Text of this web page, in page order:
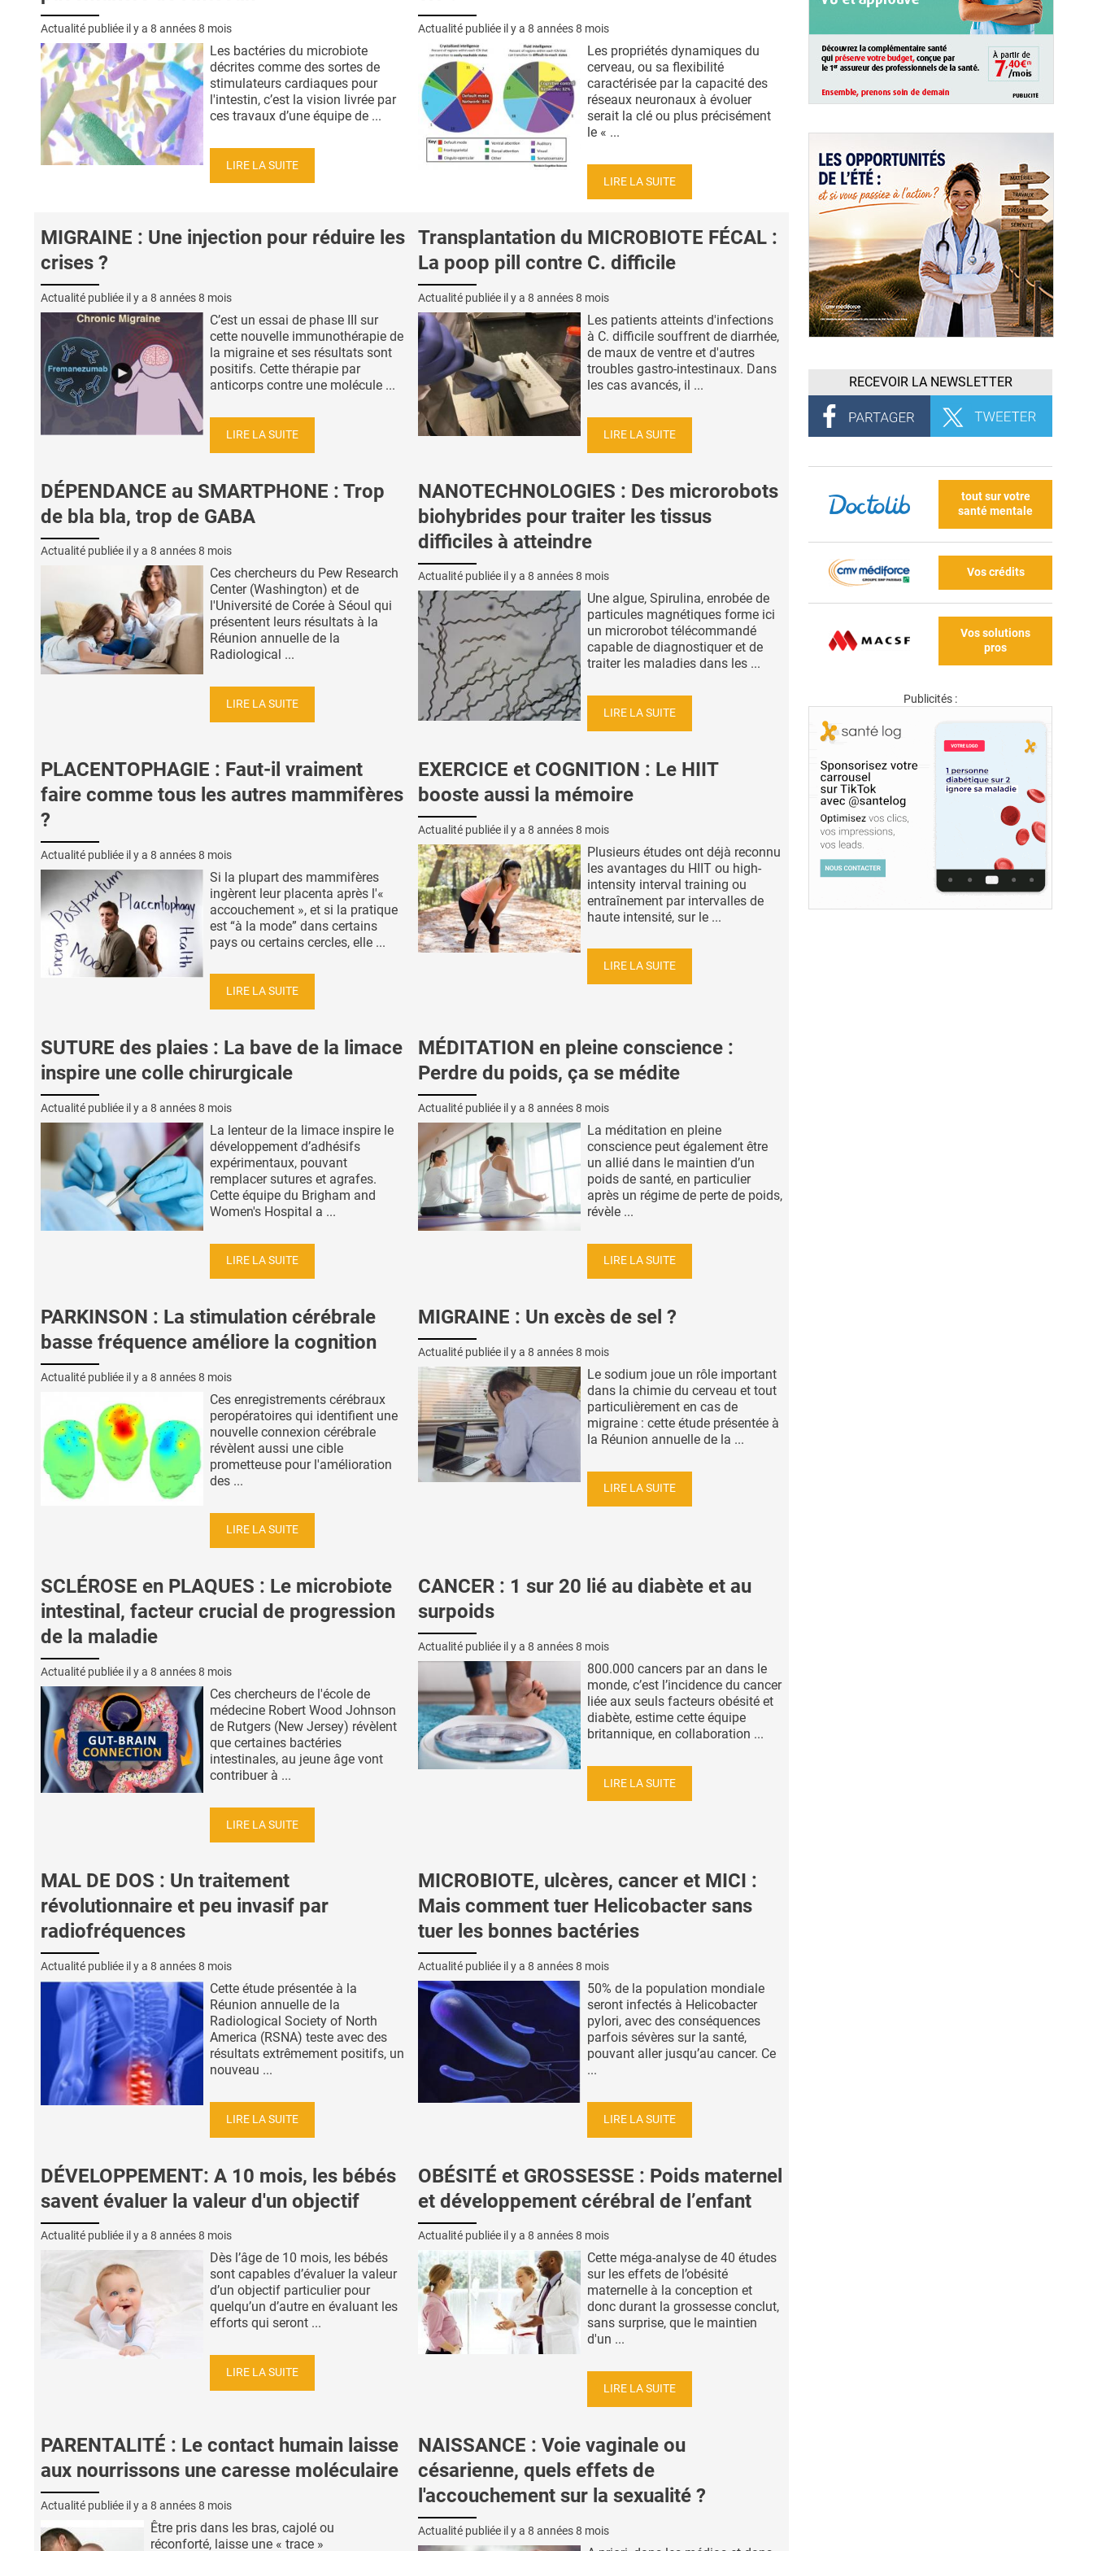
Actualité publiée il y a 8 années 8 mois
Les bactéries du microbiote
décrites comme des sortes de
stimulateurs cardiaques pour
l'intestin, c’est la vision livrée par
ces travaux d’une équipe de ...
LIRE LA SUITE
Actualité publiée il y a 8 années 8 mois
Les propriétés dynamiques du
cerveau, ou sa flexibilité
caractérisée par la capacité des
réseaux neuronaux à évoluer
serait la clé ou plus précisément
le « ...
LIRE LA SUITE
MIGRAINE : Une injection pour réduire les
crises ?
Actualité publiée il y a 8 années 8 mois
C’est un essai de phase III sur
cette nouvelle immunothérapie de
la migraine et ses résultats sont
positifs. Cette thérapie par
anticorps contre une molécule ...
LIRE LA SUITE
Transplantation du MICROBIOTE FÉCAL :
La poop pill contre C. difficile
Actualité publiée il y a 8 années 8 mois
Les patients atteints d'infections
à C. difficile souffrent de diarrhée,
de maux de ventre et d'autres
troubles gastro-intestinaux. Dans
les cas avancés, il ...
LIRE LA SUITE
DÉPENDANCE au SMARTPHONE : Trop
de bla bla, trop de GABA
Actualité publiée il y a 8 années 8 mois
Ces chercheurs du Pew Research
Center (Washington) et de
l'Université de Corée à Séoul qui
présentent leurs résultats à la
Réunion annuelle de la
Radiological ...
LIRE LA SUITE
NANOTECHNOLOGIES : Des microrobots
biohybrides pour traiter les tissus
difficiles à atteindre
Actualité publiée il y a 8 années 8 mois
Une algue, Spirulina, enrobée de
particules magnétiques forme ici
un microrobot télécommandé
capable de diagnostiquer et de
traiter les maladies dans les ...
LIRE LA SUITE
PLACENTOPHAGIE : Faut-il vraiment
faire comme tous les autres mammifères
?
Actualité publiée il y a 8 années 8 mois
Si la plupart des mammifères
ingèrent leur placenta après l'«
accouchement », et si la pratique
est “à la mode” dans certains
pays ou certains cercles, elle ...
LIRE LA SUITE
EXERCICE et COGNITION : Le HIIT
booste aussi la mémoire
Actualité publiée il y a 8 années 8 mois
Plusieurs études ont déjà reconnu
les avantages du HIIT ou high-
intensity interval training ou
entraînement par intervalles de
haute intensité, sur le ...
LIRE LA SUITE
SUTURE des plaies : La bave de la limace
inspire une colle chirurgicale
Actualité publiée il y a 8 années 8 mois
La lenteur de la limace inspire le
développement d’adhésifs
expérimentaux, pouvant
remplacer sutures et agrafes.
Cette équipe du Brigham and
Women's Hospital a ...
LIRE LA SUITE
MÉDITATION en pleine conscience :
Perdre du poids, ça se médite
Actualité publiée il y a 8 années 8 mois
La méditation en pleine
conscience peut également être
un allié dans le maintien d’un
poids de santé, en particulier
après un régime de perte de poids,
révèle ...
LIRE LA SUITE
PARKINSON : La stimulation cérébrale
basse fréquence améliore la cognition
Actualité publiée il y a 8 années 8 mois
Ces enregistrements cérébraux
peropératoires qui identifient une
nouvelle connexion cérébrale
révèlent aussi une cible
prometteuse pour l'amélioration
des ...
LIRE LA SUITE
MIGRAINE : Un excès de sel ?
Actualité publiée il y a 8 années 8 mois
Le sodium joue un rôle important
dans la chimie du cerveau et tout
particulièrement en cas de
migraine : cette étude présentée à
la Réunion annuelle de la ...
LIRE LA SUITE
SCLÉROSE en PLAQUES : Le microbiote
intestinal, facteur crucial de progression
de la maladie
Actualité publiée il y a 8 années 8 mois
Ces chercheurs de l'école de
médecine Robert Wood Johnson
de Rutgers (New Jersey) révèlent
que certaines bactéries
intestinales, au jeune âge vont
contribuer à ...
LIRE LA SUITE
CANCER : 1 sur 20 lié au diabète et au
surpoids
Actualité publiée il y a 8 années 8 mois
800.000 cancers par an dans le
monde, c’est l’incidence du cancer
liée aux seuls facteurs obésité et
diabète, estime cette équipe
britannique, en collaboration ...
LIRE LA SUITE
MAL DE DOS : Un traitement
révolutionnaire et peu invasif par
radiofréquences
Actualité publiée il y a 8 années 8 mois
Cette étude présentée à la
Réunion annuelle de la
Radiological Society of North
America (RSNA) teste avec des
résultats extrêmement positifs, un
nouveau ...
LIRE LA SUITE
MICROBIOTE, ulcères, cancer et MICI :
Mais comment tuer Helicobacter sans
tuer les bonnes bactéries
Actualité publiée il y a 8 années 8 mois
50% de la population mondiale
seront infectés à Helicobacter
pylori, avec des conséquences
parfois sévères sur la santé,
pouvant aller jusqu’au cancer. Ce
...
LIRE LA SUITE
DÉVELOPPEMENT: A 10 mois, les bébés
savent évaluer la valeur d'un objectif
Actualité publiée il y a 8 années 8 mois
Dès l’âge de 10 mois, les bébés
sont capables d’évaluer la valeur
d’un objectif particulier pour
quelqu’un d’autre en évaluant les
efforts qui seront ...
LIRE LA SUITE
OBÉSITÉ et GROSSESSE : Poids maternel
et développement cérébral de l’enfant
Actualité publiée il y a 8 années 8 mois
Cette méga-analyse de 40 études
sur les effets de l’obésité
maternelle à la conception et
donc durant la grossesse conclut,
sans surprise, que le maintien
d'un ...
LIRE LA SUITE
PARENTALITÉ : Le contact humain laisse
aux nourrissons une caresse moléculaire
Actualité publiée il y a 8 années 8 mois
Être pris dans les bras, cajolé ou
réconforté, laisse une « trace »
NAISSANCE : Voie vaginale ou
césarienne, quels effets de
l'accouchement sur la sexualité ?
Actualité publiée il y a 8 années 8 mois
RECEVOIR LA NEWSLETTER
tout sur votre
santé mentale
Vos crédits
Vos solutions
pros
Publicités :